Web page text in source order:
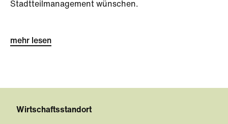
Stadtteilmanagement wünschen.
mehr lesen
Wirtschaftsstandort